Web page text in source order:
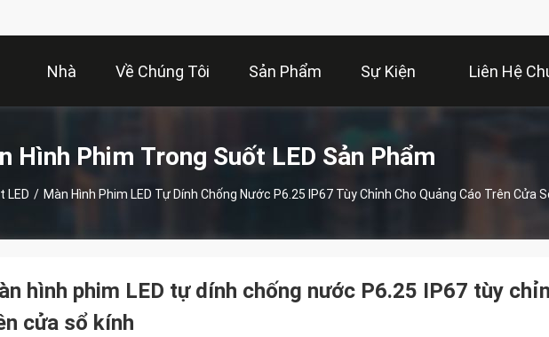
Nhà Về Chúng Tôi Sản Phẩm Sự Kiện Liên Hệ
Hình Phim Trong Suốt LED Sản Phẩm
LED / Màn Hình Phim LED Tự Dính Chống Nước P6.25 IP67 Tùy Chỉnh Cho Quảng Cáo Trên Cửa
hình phim LED tự dính chống nước P6.25 IP67 tùy
cửa sổ kính